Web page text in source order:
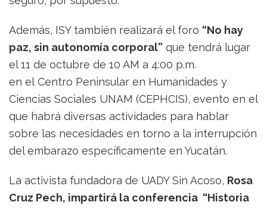
Además, ISY también realizará el foro “No hay
paz, sin autonomía corporal” que tendrá lugar
el 11 de octubre de 10 AM a 4:00 p.m.
en el Centro Peninsular en Humanidades y
Ciencias Sociales UNAM (CEPHCIS), evento en el
que habrá diversas actividades para hablar
sobre las necesidades en torno a la interrupción
del embarazo específicamente en Yucatán.
La activista fundadora de UADY Sin Acoso, Rosa
Cruz Pech, impartirá la conferencia “Historia